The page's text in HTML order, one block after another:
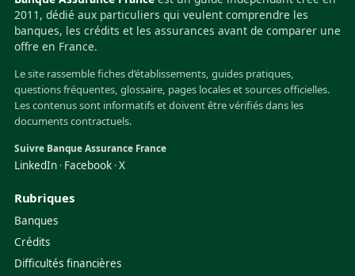
2011, dédié aux particuliers qui veulent comprendre les
banques, les crédits et les assurances avant de comparer une
offre en France.
Le site rassemble fiches d’établissements, guides pratiques,
questions fréquentes, glossaire, pages locales et sources officielles.
Les contenus sont informatifs et doivent être vérifiés dans les
documents contractuels.
Suivre Banque Assurance France
LinkedIn · Facebook ·X
Rubriques
Banques
Crédits
Difficultés financières